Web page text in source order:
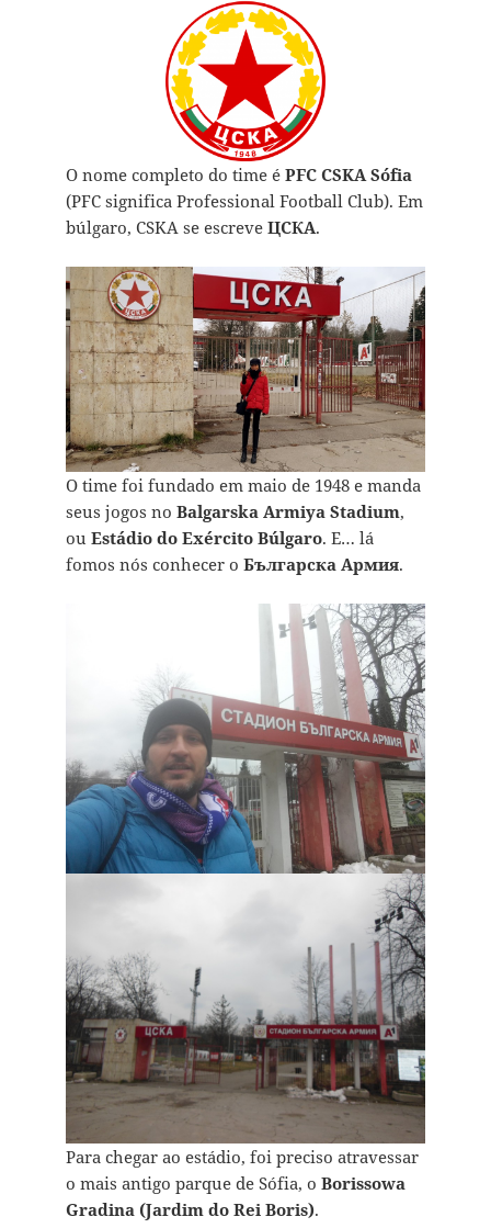
O nome completo do time é PFC CSKA Sófia
(PFC significa Professional Football Club). Em
búlgaro, CSKA se escreve ЦСКА.
O time foi fundado em maio de 1948 e manda
seus jogos no Balgarska Armiya Stadium,
ou Estádio do Exército Búlgaro. E… lá
fomos nós conhecer o Българска Армия.
Para chegar ao estádio, foi preciso atravessar
o mais antigo parque de Sófia, o Borissowa
Gradina (Jardim do Rei Boris).